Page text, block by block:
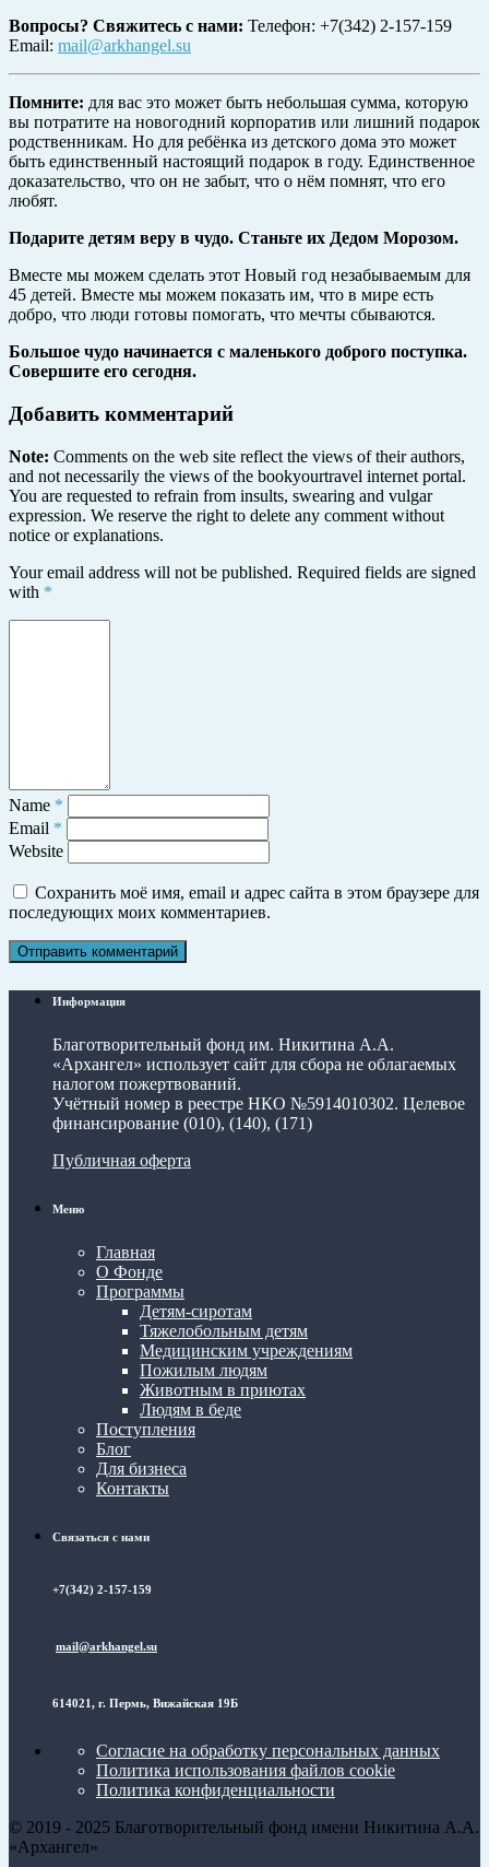
Вопросы? Свяжитесь с нами: Телефон: +7(342) 2-157-159
Email: mail@arkhangel.su
Помните: для вас это может быть небольшая сумма, которую
вы потратите на новогодний корпоратив или лишний подарок
родственникам. Но для ребёнка из детского дома это может
быть единственный настоящий подарок в году. Единственное
доказательство, что он не забыт, что о нём помнят, что его
любят.
Подарите детям веру в чудо. Станьте их Дедом Морозом.
Вместе мы можем сделать этот Новый год незабываемым для
45 детей. Вместе мы можем показать им, что в мире есть
добро, что люди готовы помогать, что мечты сбываются.
Большое чудо начинается с маленького доброго поступка.
Совершите его сегодня.
Добавить комментарий
Note: Comments on the web site reflect the views of their authors,
and not necessarily the views of the bookyourtravel internet portal.
You are requested to refrain from insults, swearing and vulgar
expression. We reserve the right to delete any comment without
notice or explanations.
Your email address will not be published. Required fields are signed
with *
Name *
Email *
Website
Сохранить моё имя, email и адрес сайта в этом браузере для
последующих моих комментариев.
Информация
Благотворительный фонд им. Никитина А.А.
«Архангел» использует сайт для сбора не облагаемых
налогом пожертвований.
Учётный номер в реестре НКО №5914010302. Целевое
финансирование (010), (140), (171)
Публичная оферта
Меню
Главная
О Фонде
Программы
Детям-сиротам
Тяжелобольным детям
Медицинским учреждениям
Пожилым людям
Животным в приютах
Людям в беде
Поступления
Блог
Для бизнеса
Контакты
Связаться с нами
+7(342) 2-157-159
mail@arkhangel.su
614021, г. Пермь, Вижайская 19Б
Согласие на обработку персональных данных
Политика использования файлов cookie
Политика конфиденциальности
© 2019 - 2025 Благотворительный фонд имени Никитина А.А.
«Архангел»